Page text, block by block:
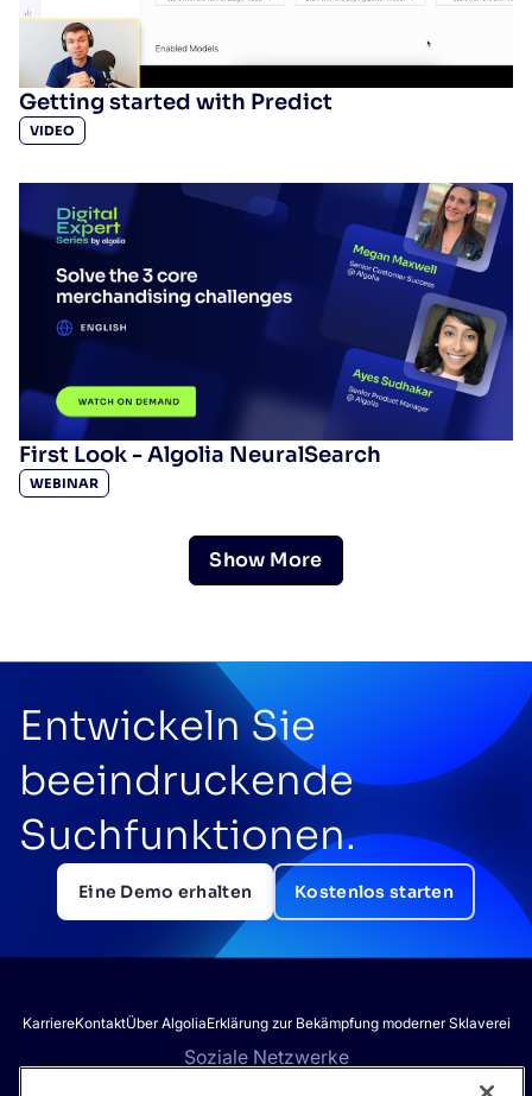
Getting started with Predict
VIDEO
First Look - Algolia NeuralSearch
WEBINAR
Show More
Entwickeln Sie
beeindruckende
Suchfunktionen.
Eine Demo erhalten Kostenlos starten
KarriereKontaktÜber AlgoliaErklärung zur Bekämpfung moderner Sklaverei
Soziale Netzwerke